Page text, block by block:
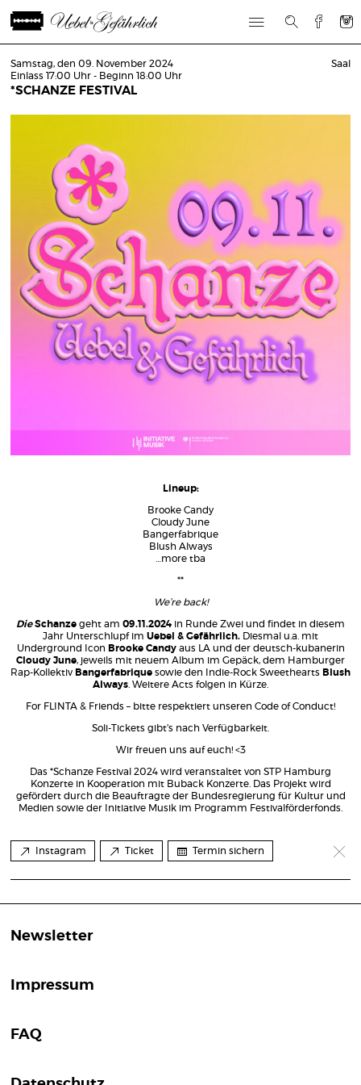
Samstag, den 09. November 2024
Einlass 17:00 Uhr - Beginn 18:00 Uhr
*SCHANZE FESTIVAL
Saal
Lineup:
Brooke Candy
Cloudy June
Bangerfabrique
Blush Always
…more tba
**
We’re back!
DieSchanze geht am 09.11.2024 in Runde Zwei und findet in diesem
Jahr Unterschlupf im Uebel & Gefährlich. Diesmal u.a. mit
Underground Icon Brooke Candyaus LA und der deutsch-kubanerin
Cloudy June, jeweils mit neuem Album im Gepäck, dem Hamburger
Rap-Kollektiv Bangerfabrique sowie den Indie-Rock Sweethearts Blush
Always . Weitere Acts folgen in Kürze.
For FLINTA & Friends – bitte respektiert unseren Code of Conduct!
Soli-Tickets gibt’s nach Verfügbarkeit.
Wir freuen uns auf euch! <3
Das *Schanze Festival 2024 wird veranstaltet von STP Hamburg
Konzerte in Kooperation mit Buback Konzerte. Das Projekt wird
gefördert durch die Beauftragte der Bundesregierung für Kultur und
Medien sowie der Initiative Musik im Programm Festivalförderfonds.
Instagram Ticket Termin sichern
Newsletter
Impressum
FAQ